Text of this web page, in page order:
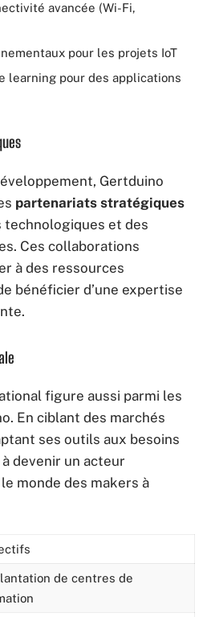
avancée (Wi-Fi,
pour les projets IoT
learning pour des applications
Gertduino
partenariats stratégiques
technologiques et des
Ces collaborations
à des ressources
bénéficier d’une expertise
figure aussi parmi les
En ciblant des marchés
ses outils aux besoins
devenir un acteur
monde des makers à
de centres de